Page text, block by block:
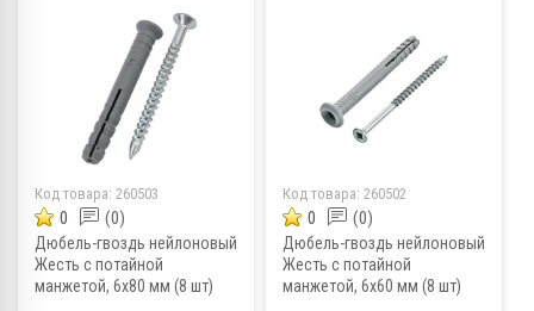
Код товара: 260503
0 (0)
Дюбель-гвоздь нейлоновый
Жесть с потайной
манжетой, 6x80 мм (8 шт)
Код товара: 260502
0 (0)
Дюбель-гвоздь нейлоновый
Жесть с потайной
манжетой, 6x60 мм (8 шт)